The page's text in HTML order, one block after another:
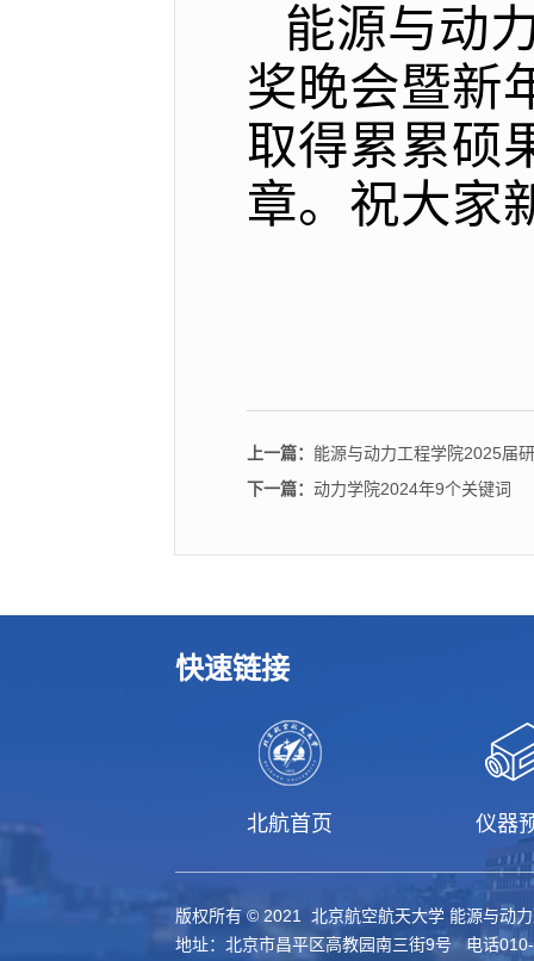
能源与动
奖晚会暨新
取得累累硕
章。祝大家
上一篇： 能源与动力工程学院2025届
下一篇： 动力学院2024年9个关键词
快速链接
北航首页 仪器
版权所有 © 2021 北京航空航天大学 能源与动
地址：北京市昌平区高教园南三街9号 电话